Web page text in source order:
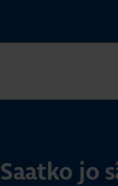
Saatko jo